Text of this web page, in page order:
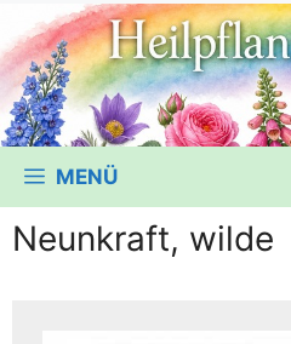
MENÜ
Neunkraft, wilde